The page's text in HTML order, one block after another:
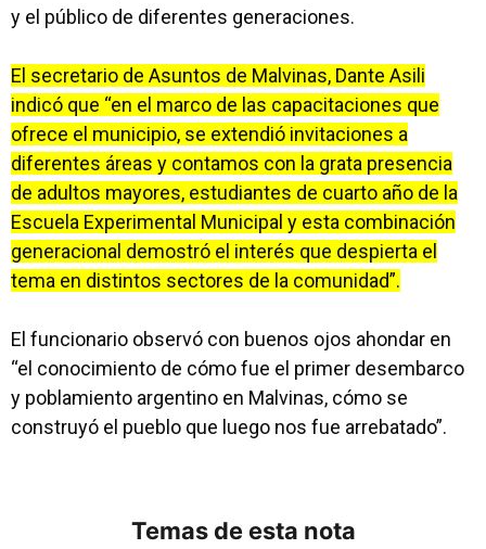
y el público de diferentes generaciones.
El secretario de Asuntos de Malvinas, Dante Asili
indicó que “en el marco de las capacitaciones que
ofrece el municipio, se extendió invitaciones a
diferentes áreas y contamos con la grata presencia
de adultos mayores, estudiantes de cuarto año de la
Escuela Experimental Municipal y esta combinación
generacional demostró el interés que despierta el
tema en distintos sectores de la comunidad”.
El funcionario observó con buenos ojos ahondar en
“el conocimiento de cómo fue el primer desembarco
y poblamiento argentino en Malvinas, cómo se
construyó el pueblo que luego nos fue arrebatado”.
Temas de esta nota